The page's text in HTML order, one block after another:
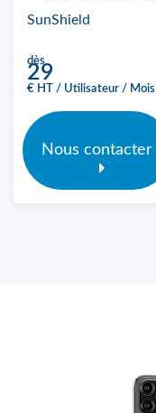
SunShield
dès
29
€ HT / Utilisateur / Mois
Nous contacter